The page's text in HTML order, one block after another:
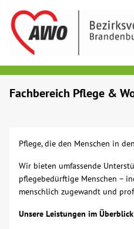
Menschen mit Behinderung
Beratung & Hilfe
Begegnung
Fachbereich Pflege &
Pflege, die den Menschen in
Wir bieten umfassende
pflegebedürftige Menschen –
menschlich zugewandt und
Unsere Leistungen im Überblick